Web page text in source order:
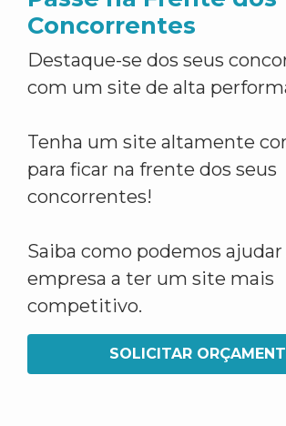
Concorrentes
Destaque-se dos seus
com um site de alta
Tenha um site altamente
para ficar na frente dos seus
concorrentes!
Saiba como podemos ajudar
empresa a ter um site mais
competitivo.
SOLICITAR